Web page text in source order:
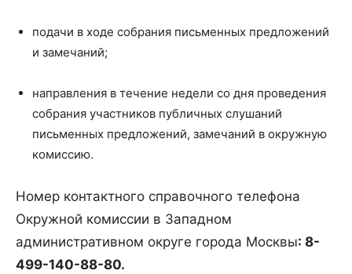
подачи в ходе собрания письменных предложений
и замечаний;
направления в течение недели со дня проведения
собрания участников публичных слушаний
письменных предложений, замечаний в окружную
комиссию.
Номер контактного справочного телефона
Окружной комиссии в Западном
административном округе города Москвы: 8-
499-140-88-80.